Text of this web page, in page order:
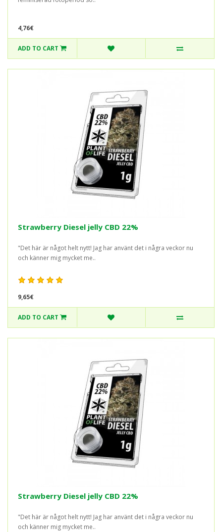
4,76€
ADD TO CART
Strawberry Diesel jelly CBD 22%
"Det här är något helt nytt! Jag har använt det i några veckor nu
och känner mig mycket me..
9,65€
ADD TO CART
Strawberry Diesel jelly CBD 22%
"Det här är något helt nytt! Jag har använt det i några veckor nu
och känner mig mycket me..